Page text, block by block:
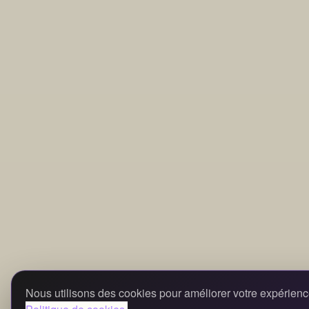
Nous utilisons des cookies pour améliorer votre